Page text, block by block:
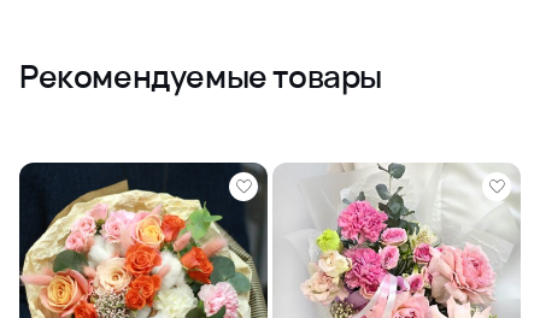
Рекомендуемые товары